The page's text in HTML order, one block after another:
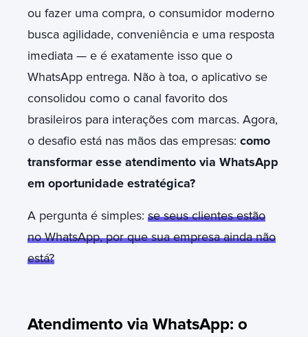
ou fazer uma compra, o consumidor moderno
busca agilidade, conveniência e uma resposta
imediata — e é exatamente isso que o
WhatsApp entrega. Não à toa, o aplicativo se
consolidou como o canal favorito dos
brasileiros para interações com marcas. Agora,
o desafio está nas mãos das empresas: como
transformar esse atendimento via WhatsApp
em oportunidade estratégica?
A pergunta é simples: se seus clientes estão
no WhatsApp, por que sua empresa ainda não
está?
Atendimento via WhatsApp: o